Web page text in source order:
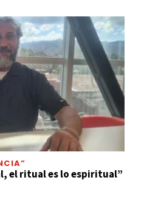
el ritual es lo espiritual”